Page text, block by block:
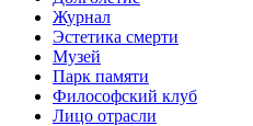
Журнал
Эстетика смерти
Музей
Парк памяти
Философский клуб
Лицо отрасли